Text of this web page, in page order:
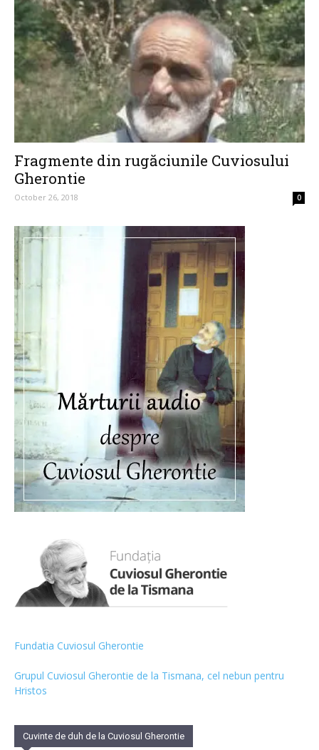
Fragmente din rugăciunile Cuviosului
Gherontie
October 26, 2018 0
Fundatia Cuviosul Gherontie
Grupul Cuviosul Gherontie de la Tismana, cel nebun pentru
Hristos
Cuvinte de duh de la Cuviosul Gherontie